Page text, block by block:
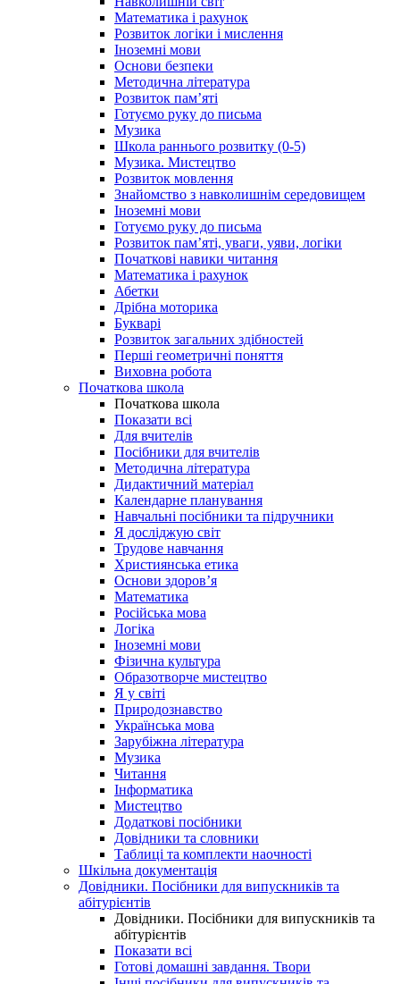
Математика і рахунок
Розвиток логіки і мислення
Іноземні мови
Основи безпеки
Методична література
Розвиток пам’яті
Готуємо руку до письма
Музика
Школа раннього розвитку (0-5)
Музика. Мистецтво
Розвиток мовлення
Знайомство з навколишнім середовищем
Іноземні мови
Готуємо руку до письма
Розвиток пам’яті, уваги, уяви, логіки
Початкові навики читання
Математика і рахунок
Абетки
Дрібна моторика
Букварі
Розвиток загальних здібностей
Перші геометричні поняття
Виховна робота
Початкова школа
Початкова школа
Показати всі
Для вчителів
Посібники для вчителів
Методична література
Дидактичний матеріал
Календарне планування
Навчальні посібники та підручники
Я досліджую світ
Трудове навчання
Християнська етика
Основи здоров’я
Математика
Російська мова
Логіка
Іноземні мови
Фізична культура
Образотворче мистецтво
Я у світі
Природознавство
Українська мова
Зарубіжна література
Музика
Читання
Інформатика
Мистецтво
Додаткові посібники
Довідники та словники
Таблиці та комплекти наочності
Шкільна документація
Довідники. Посібники для випускників та
абітурієнтів
Довідники. Посібники для випускників та
абітурієнтів
Показати всі
Готові домашні завдання. Твори